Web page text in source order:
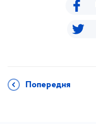
Попередня